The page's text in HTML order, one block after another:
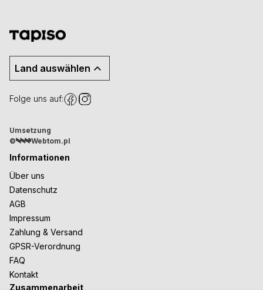
Land auswählen
Folge uns auf:
Umsetzung
©
Webtom.pl
Informationen
Über uns
Datenschutz
AGB
Impressum
Zahlung & Versand
GPSR-Verordnung
FAQ
Kontakt
Zusammenarbeit